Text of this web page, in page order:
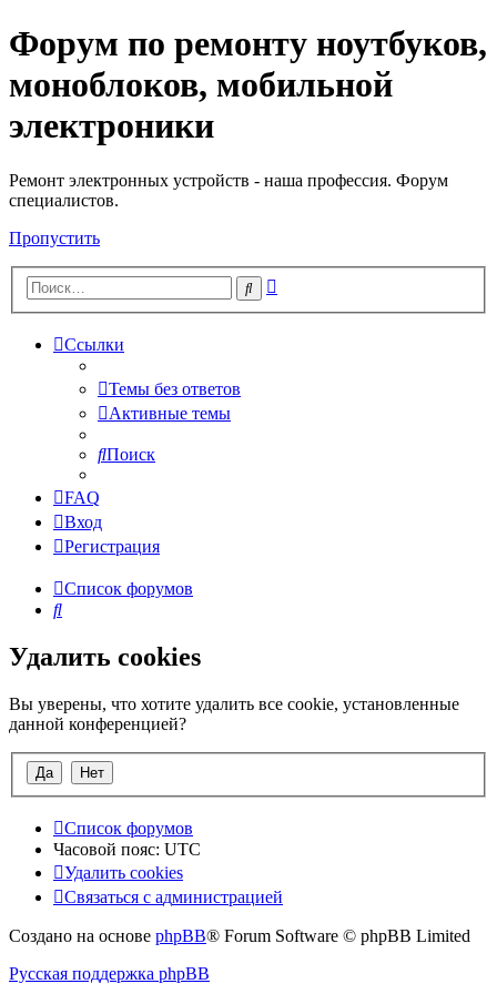
Регистрация
Форум по ремонту ноутбуков,
моноблоков, мобильной
электроники
Ремонт электронных устройств - наша профессия. Форум
специалистов.
Пропустить
Поиск
Ссылки
Темы без ответов
Активные темы
Поиск
FAQ
Вход
Регистрация
Список форумов
Поиск
Удалить cookies
Вы уверены, что хотите удалить все cookie, установленные
данной конференцией?
Список форумов
Часовой пояс: UTC
Удалить cookies
Связаться
администрацией
Связаться с администрацией
Создано на основе phpBB® Forum Software © phpBB Limited
Русская поддержка phpBB